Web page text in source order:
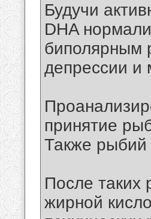
Будучи
DHA
биполярным
депрессии и
принятие
Также рыбий
После таких
жирной